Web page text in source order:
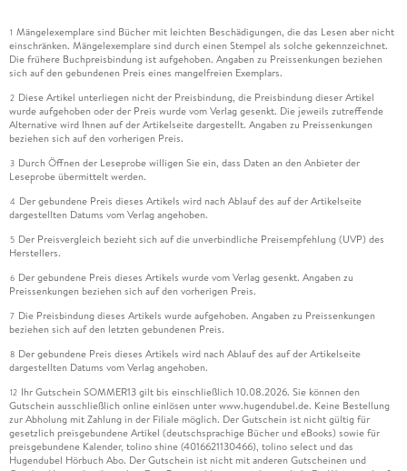
1 Mängelexemplare sind Bücher mit leichten Beschädigungen, die das Lesen aber nicht
einschränken. Mängelexemplare sind durch einen Stempel als solche gekennzeichnet.
Die frühere Buchpreisbindung ist aufgehoben. Angaben zu Preissenkungen beziehen
sich auf den gebundenen Preis eines mangelfreien Exemplars.
2 Diese Artikel unterliegen nicht der Preisbindung, die Preisbindung dieser Artikel
wurde aufgehoben oder der Preis wurde vom Verlag gesenkt. Die jeweils zutreffende
Alternative wird Ihnen auf der Artikelseite dargestellt. Angaben zu Preissenkungen
beziehen sich auf den vorherigen Preis.
3 Durch Öffnen der Leseprobe willigen Sie ein, dass Daten an den Anbieter der
Leseprobe übermittelt werden.
4 Der gebundene Preis dieses Artikels wird nach Ablauf des auf der Artikelseite
dargestellten Datums vom Verlag angehoben.
5 Der Preisvergleich bezieht sich auf die unverbindliche Preisempfehlung (UVP) des
Herstellers.
6 Der gebundene Preis dieses Artikels wurde vom Verlag gesenkt. Angaben zu
Preissenkungen beziehen sich auf den vorherigen Preis.
7 Die Preisbindung dieses Artikels wurde aufgehoben. Angaben zu Preissenkungen
beziehen sich auf den letzten gebundenen Preis.
8 Der gebundene Preis dieses Artikels wird nach Ablauf des auf der Artikelseite
dargestellten Datums vom Verlag angehoben.
12 Ihr Gutschein SOMMER13 gilt bis einschließlich 10.08.2026. Sie können den
Gutschein ausschließlich online einlösen unter www.hugendubel.de. Keine Bestellung
zur Abholung mit Zahlung in der Filiale möglich. Der Gutschein ist nicht gültig für
gesetzlich preisgebundene Artikel (deutschsprachige Bücher und eBooks) sowie für
preisgebundene Kalender, tolino shine (4016621130466), tolino select und das
Hugendubel Hörbuch Abo. Der Gutschein ist nicht mit anderen Gutscheinen und